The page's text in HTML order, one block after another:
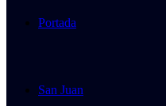
Portada
San Juan